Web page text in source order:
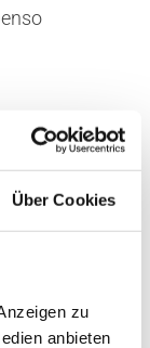
Über Cookies
zu
anbieten